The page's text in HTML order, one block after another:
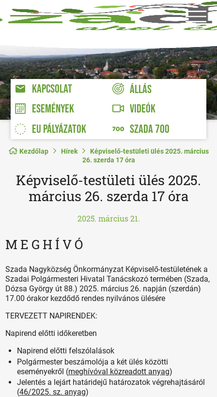
KAPCSOLAT
ÁLLÁS
ESEMÉNYEK
VIDEÓK
EU PÁLYÁZATOK
SZADA 700
Kezdőlap Hírek
Képviselő-testületi ülés 2025. március
26. szerda 17 óra
Képviselő-testületi ülés 2025.
március 26. szerda 17 óra
2025. március 21.
M E G H Í V Ó
Szada Nagyközség Önkormányzat Képviselő-testületének a
Szadai Polgármesteri Hivatal Tanácskozó termében (Szada,
Dózsa György út 88.) 2025. március 26. napján (szerdán)
17.00 órakor kezdődő rendes nyilvános ülésére
TERVEZETT NAPIRENDEK:
Napirend előtti időkeretben
Napirend előtti felszólalások
Polgármester beszámolója a két ülés közötti
eseményekről (meghívóval közreadott anyag)
Jelentés a lejárt határidejű határozatok végrehajtásáról
(46/2025. sz. anyag)